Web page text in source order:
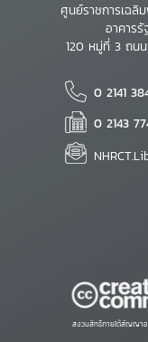
ศูนย์ราชการเฉลิ
อาคาร
120 หมู่ที่ 3 ถน
0 2141
0 2143
สงวนสิทธิ์ภายใต้สัญญา